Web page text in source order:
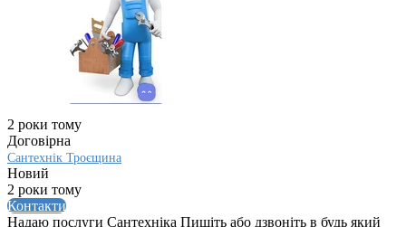
2 роки тому
Договірна
Сантехнік Троєщина
Новий
2 роки тому
Контакти
Надаю послуги Сантехніка Пишіть або дзвоніть в будь який